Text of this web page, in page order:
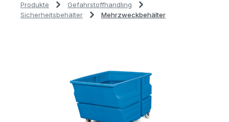
Produkte
Gefahrstoffhandling
Sicherheitsbehälter
Mehrzweckbehälter